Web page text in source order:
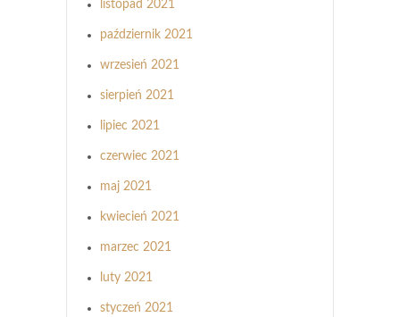
listopad 2021
październik 2021
wrzesień 2021
sierpień 2021
lipiec 2021
czerwiec 2021
maj 2021
kwiecień 2021
marzec 2021
luty 2021
styczeń 2021